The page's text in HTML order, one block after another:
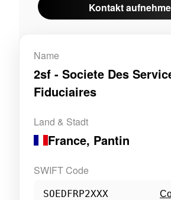
Kontakt
Name
2sf - Societe Des
Fiduciaires
Land & Stadt
France, Pantin
SWIFT Code
SOEDFRP2XXX